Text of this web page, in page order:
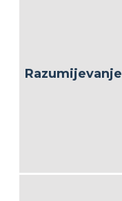
Razumijevanje